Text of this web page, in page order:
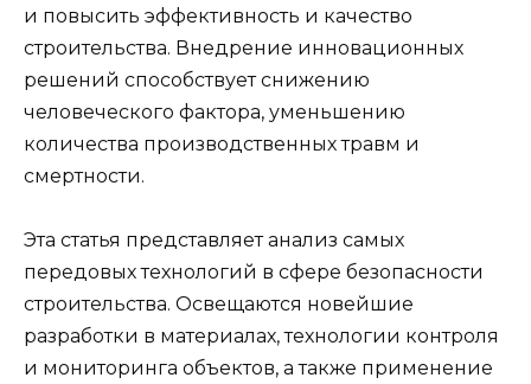
и повысить эффективность и качество
строительства. Внедрение инновационных
решений способствует снижению
человеческого фактора, уменьшению
количества производственных травм и
смертности.
Эта статья представляет анализ самых
передовых технологий в сфере безопасности
строительства. Освещаются новейшие
разработки в материалах, технологии контроля
и мониторинга объектов, а также применение